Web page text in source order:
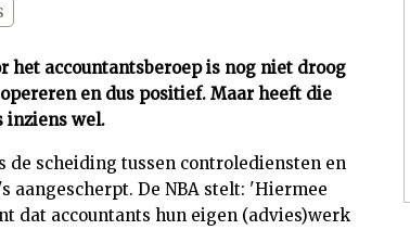
het accountantsberoep is nog niet droog
en dus positief. Maar heeft die
inziens wel.
scheiding tussen controlediensten en
aangescherpt. De NBA stelt: 'Hiermee
dat accountants hun eigen (advies)werk